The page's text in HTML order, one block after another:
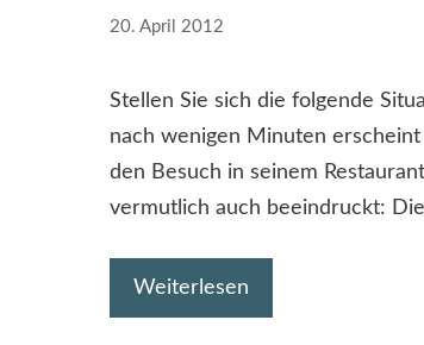
20. April 2012
Stellen Sie sich die folgende
nach wenigen Minuten
den Besuch in seinem
vermutlich auch beeindruckt:
Weiterlesen